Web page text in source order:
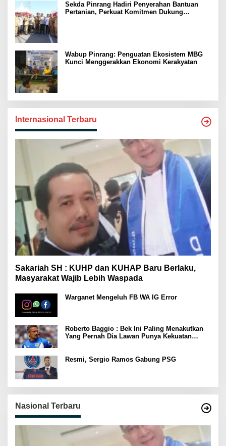
Sekda Pinrang Hadiri Penyerahan Bantuan
Pertanian, Perkuat Komitmen Dukung
Wabup Pinrang: Penguatan Ekosistem MBG
Kunci Menggerakkan Ekonomi Kerakyatan
Internasional Terbaru
Sakariah SH : KUHP dan KUHAP Baru Berlaku,
Masyarakat Wajib Lebih Waspada
Warganet Mengeluh FB WA IG Error
Roberto Baggio : Bek Ini Paling Menakutkan
Yang Pernah Dia Lawan Punya Kekuatan
Resmi, Sergio Ramos Gabung PSG
Nasional Terbaru